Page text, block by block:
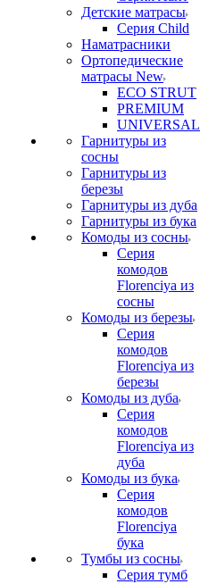
Детские матрасы
Серия Child
Наматрасники
Ортопедические
матрасы New
ECO STRUT
PREMIUM
UNIVERSAL
Гарнитуры из
сосны
Гарнитуры из
березы
Гарнитуры из дуба
Гарнитуры из бука
Комоды из сосны
Серия
комодов
Florenciya из
сосны
Комоды из березы
Серия
комодов
Florenciya из
березы
Комоды из дуба
Серия
комодов
Florenciya из
дуба
Комоды из бука
Серия
комодов
Florenciya
бука
Тумбы из сосны
Серия тумб